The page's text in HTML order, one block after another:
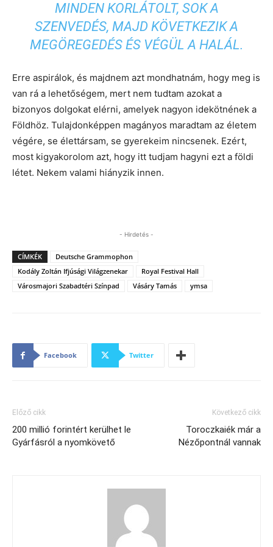
MINDEN KORLÁTOLT, SOK A
SZENVEDÉS, MAJD KÖVETKEZIK A
MEGÖREGEDÉS ÉS VÉGÜL A HALÁL.
Erre aspirálok, és majdnem azt mondhatnám, hogy meg is
van rá a lehetőségem, mert nem tudtam azokat a
bizonyos dolgokat elérni, amelyek nagyon idekötnének a
Földhöz. Tulajdonképpen magányos maradtam az életem
végére, se élettársam, se gyerekeim nincsenek. Ezért,
most kigyakorolom azt, hogy itt tudjam hagyni ezt a földi
létet. Nekem valami hiányzik innen.
- Hirdetés -
CÍMKÉK
Deutsche Grammophon
Kodály Zoltán Ifjúsági Világzenekar
Royal Festival Hall
Városmajori Szabadtéri Színpad
Vásáry Tamás ymsa
Facebook Twitter
Előző cikk
200 millió forintért kerülhet le
Gyárfásról a nyomkövető
Következő cikk
Toroczkaiék már a
Nézőpontnál vannak